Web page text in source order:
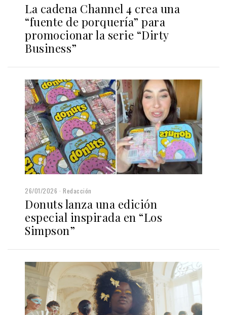
La cadena Channel 4 crea una
“fuente de porquería” para
promocionar la serie “Dirty
Business”
26/01/2026 Redacción
Donuts lanza una edición
especial inspirada en “Los
Simpson”